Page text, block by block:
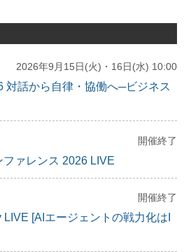
2026年9月15日(火)・16日(水) 10:00
対話から自律・協働へ─ビジネス
開催終了
ァレンス 2026 LIVE
開催終了
LIVE [AIエージェントの戦力化はI